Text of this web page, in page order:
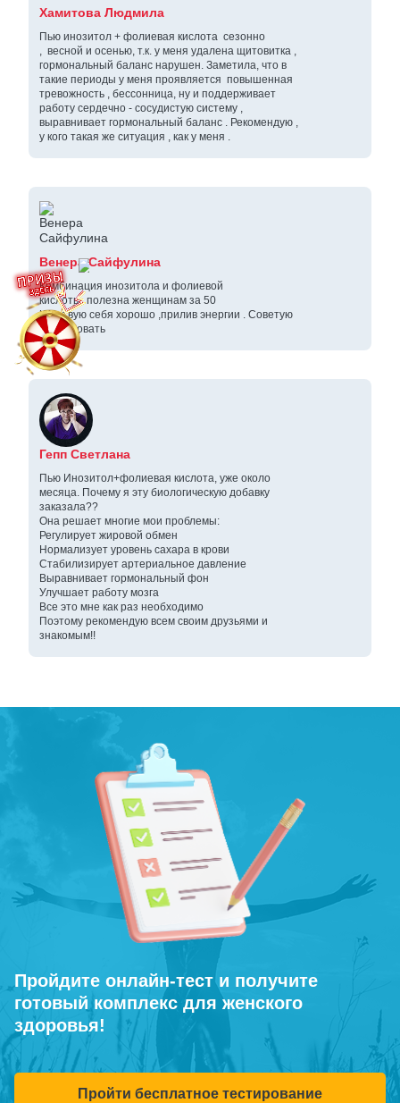
Хамитова Людмила
Пью инозитол + фолиевая кислота сезонно
, весной и осенью, т.к. у меня удалена щитовитка ,
гормональный баланс нарушен. Заметила, что в
такие периоды у меня проявляется повышенная
тревожность , бессонница, ну и поддерживает
работу сердечно - сосудистую систему ,
выравнивает гормональный баланс . Рекомендую ,
у кого такая же ситуация , как у меня .
Венера Сайфулина
Комбинация инозитола и фолиевой
кислоты полезна женщинам за 50
Чувствую себя хорошо ,прилив энергии . Советую
попробовать
Гепп Светлана
Пью Инозитол+фолиевая кислота, уже около
месяца. Почему я эту биологическую добавку
заказала??
Она решает многие мои проблемы:
Регулирует жировой обмен
Нормализует уровень сахара в крови
Стабилизирует артериальное давление
Выравнивает гормональный фон
Улучшает работу мозга
Все это мне как раз необходимо
Поэтому рекомендую всем своим друзьями и
знакомым!!
Пройдите онлайн-тест и получите
готовый комплекс для женского
здоровья!
Пройти бесплатное тестирование